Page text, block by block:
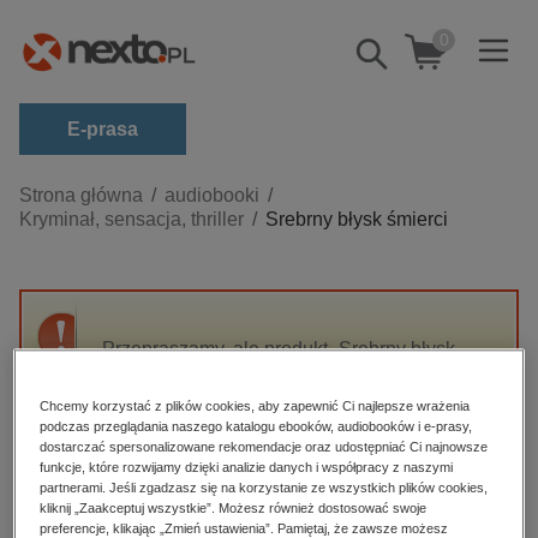
Pokaż/schowaj
wyszukiwarkę
0
E-prasa
Kategorie
Zobacz wszystkie E-prasa
budownictwo, aranżacja wnętrz
darmowe wydania
edukacja
hobby, sport, rozrywka
komputery, internet, technologie, informatyka
Strona główna
audiobooki
Kryminał, sensacja, thriller
Srebrny błysk śmierci
Przepraszamy, ale produkt „Srebrny błysk
High-contrast mode
Polecane
Chcemy korzystać z plików cookies, aby zapewnić Ci najlepsze wrażenia
podczas przeglądania naszego katalogu ebooków, audiobooków i e-prasy,
dostarczać spersonalizowane rekomendacje oraz udostępniać Ci najnowsze
funkcje, które rozwijamy dzięki analizie danych i współpracy z naszymi
partnerami. Jeśli zgadzasz się na korzystanie ze wszystkich plików cookies,
kliknij „Zaakceptuj wszystkie”. Możesz również dostosować swoje
preferencje, klikając „Zmień ustawienia”. Pamiętaj, że zawsze możesz